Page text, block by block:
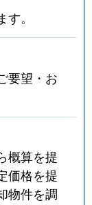
。
要望・お
概算を提
価格を提
物件を調